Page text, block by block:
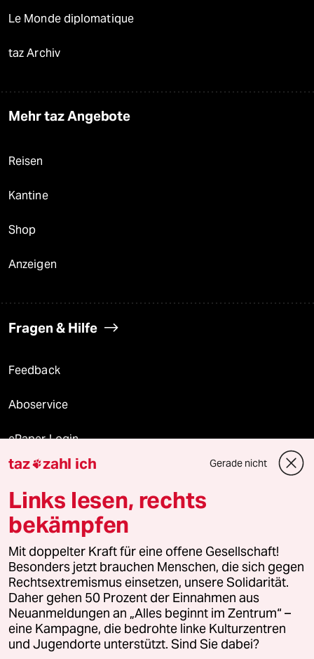
Le Monde diplomatique
taz Archiv
Mehr taz Angebote
Reisen
Kantine
Shop
Anzeigen
Fragen & Hilfe
Feedback
Aboservice
ePaper Login
Downloads für Abonnierende
© 2026 taz Verlags und Vertriebs GmbH
Alle Rechte vorbehalten. Bei rechtlichen Fragen oder für Genehmigungen
wenden Sie sich bitte an
lizenzen@taz.de
Feedback Redaktionsstatut Kommune-Richtlinien
Leitlinie Informant Datenschutz Impressum AGB
taz zahl ich Gerade nicht
Links lesen, rechts
bekämpfen
Mit doppelter Kraft für eine offene Gesellschaft!
Besonders jetzt brauchen Menschen, die sich gegen
Rechtsextremismus einsetzen, unsere Solidarität.
Daher gehen 50 Prozent der Einnahmen aus
Neuanmeldungen an „Alles beginnt im Zentrum“ –
eine Kampagne, die bedrohte linke Kulturzentren
und Jugendorte unterstützt. Sind Sie dabei?